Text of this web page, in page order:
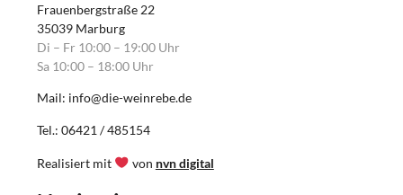
Frauenbergstraße 22
35039 Marburg
Di – Fr 10:00 – 19:00 Uhr
Sa 10:00 – 18:00 Uhr
Mail: info@die-weinrebe.de
Tel.: 06421 / 485154
Realisiert mit von nvn digital